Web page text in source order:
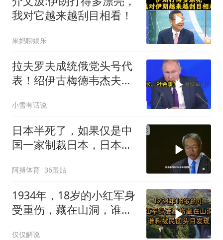
我对它越来越刮目相看！
果妈聊娱乐
拉夫罗夫成统俄党头号代
表！绍伊古梅德韦杰夫双
懂了吗
小雪有话说
日本半死了，如果仅是中
国一家制裁日本，日本可
阿搏体育 36跟贴
1934年，18岁的小红军身
受重伤，藏在山洞，谁料
仅仅解说